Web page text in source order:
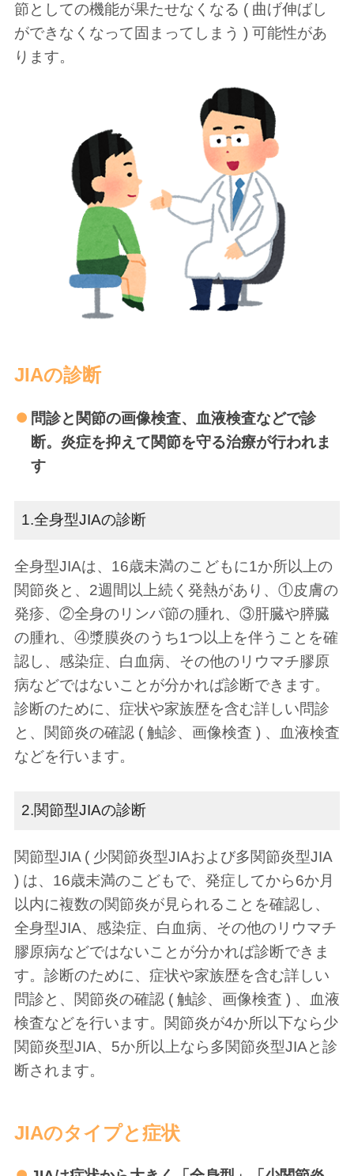
節としての機能が果たせなくなる ( 曲げ伸ばし
ができなくなって固まってしまう ) 可能性があ
ります。
JIAの診断
問診と関節の画像検査、血液検査などで診
断。炎症を抑えて関節を守る治療が行われま
す
1.全身型JIAの診断
全身型JIAは、16歳未満のこどもに1か所以上の
関節炎と、2週間以上続く発熱があり、①皮膚の
発疹、②全身のリンパ節の腫れ、③肝臓や膵臓
の腫れ、④漿膜炎のうち1つ以上を伴うことを確
認し、感染症、白血病、その他のリウマチ膠原
病などではないことが分かれば診断できます。
診断のために、症状や家族歴を含む詳しい問診
と、関節炎の確認 ( 触診、画像検査 ) 、血液検査
などを行います。
2.関節型JIAの診断
関節型JIA ( 少関節炎型JIAおよび多関節炎型JIA
) は、16歳未満のこどもで、発症してから6か月
以内に複数の関節炎が見られることを確認し、
全身型JIA、感染症、白血病、その他のリウマチ
膠原病などではないことが分かれば診断できま
す。診断のために、症状や家族歴を含む詳しい
問診と、関節炎の確認 ( 触診、画像検査 ) 、血液
検査などを行います。関節炎が4か所以下なら少
関節炎型JIA、5か所以上なら多関節炎型JIAと診
断されます。
JIAのタイプと症状